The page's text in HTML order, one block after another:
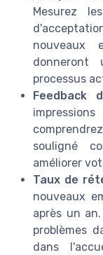
Mesurez
nouveaux
donneront
processus
Feedback
souligné
améliorer
Taux de
nouveaux
après un
problèmes
dans